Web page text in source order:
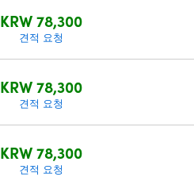
KRW 78,300
견적 요청
KRW 78,300
견적 요청
KRW 78,300
견적 요청